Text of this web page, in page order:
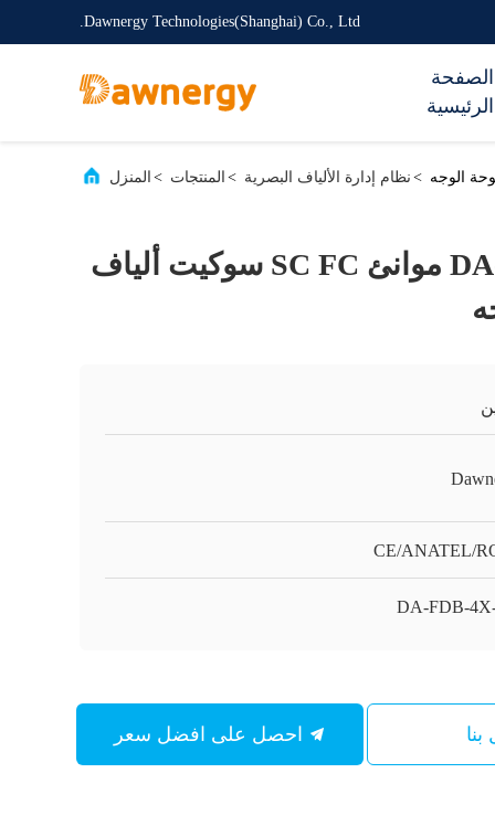
Dawnergy Technologies(Shanghai) Co., Ltd.
الصفحة
الرئيسية
المنزل > المنتجات > نظام إدارة الألياف البصرية >
DA-FDB-4X-A-1 4 موانئ SC FC سوكيت ألياف
CE/ANATEL/
DA-FDB-